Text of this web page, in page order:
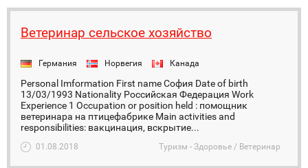
Ветеринар сельское хозяйство
Германия Норвегия Канада
Personal Imformation First name София Date of birth
13/03/1993 Nationality Российская Федерация Work
Experience 1 Occupation or position held : помощник
ветеринара на птицефабрике Main activities and
responsibilities: вакцинация, вскрытие...
01.08.2018 Туризм - Здоровье / Ветеринар